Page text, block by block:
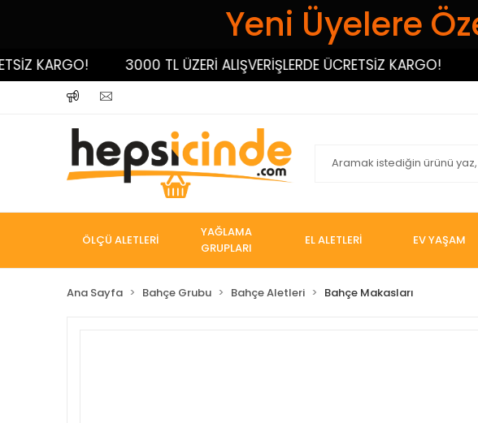
Yeni Üyelere
3000 TL ÜZERİ ALIŞVERİŞLERDE ÜCRETSİZ KARGO!
ÖLÇÜ ALETLERİ
YAĞLAMA
GRUPLARI
EL ALETLERİ EV YAŞAM
Ana Sayfa Bahçe Grubu Bahçe Aletleri Bahçe Makasları